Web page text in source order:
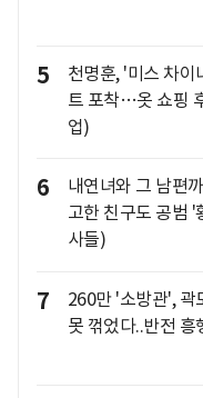
5
천명훈, '미스 차이
트 포착…옷 쇼핑
업)
6
내연녀와 그 남편
고한 친구도 공범 '
사들)
7
260만 '소방관', 곽
못 꺾었다..반전